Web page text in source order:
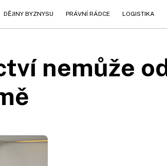
DĚJINY BYZNYSU PRÁVNÍ RÁDCE LOGISTIKA
nemůže